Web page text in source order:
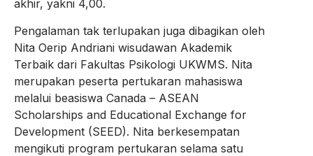
akhir, yakni 4,00.
Pengalaman tak terlupakan juga dibagikan oleh
Nita Oerip Andriani wisudawan Akademik
Terbaik dari Fakultas Psikologi UKWMS. Nita
merupakan peserta pertukaran mahasiswa
melalui beasiswa Canada – ASEAN
Scholarships and Educational Exchange for
Development (SEED). Nita berkesempatan
mengikuti program pertukaran selama satu